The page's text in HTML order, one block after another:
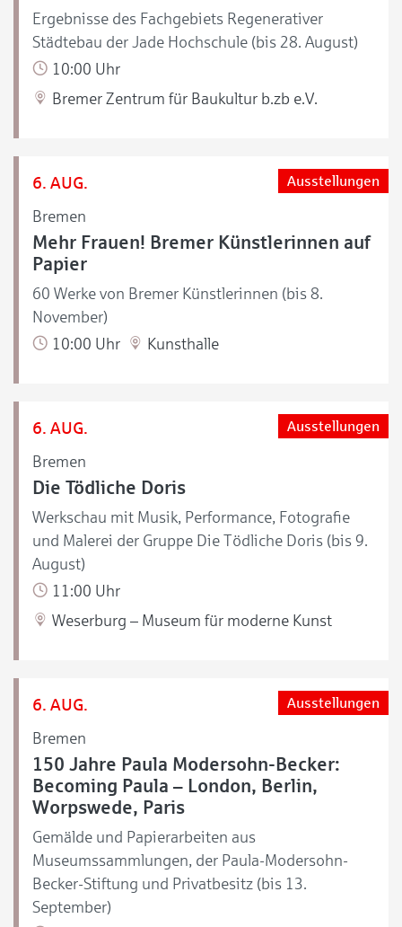
Ergebnisse des Fachgebiets Regenerativer
Städtebau der Jade Hochschule (bis 28. August)
10:00 Uhr
Bremer Zentrum für Baukultur b.zb e.V.
6. AUG.
Bremen
Ausstellungen
Mehr Frauen! Bremer Künstlerinnen auf
Papier
60 Werke von Bremer Künstlerinnen (bis 8.
November)
10:00 Uhr
Kunsthalle
6. AUG.
Bremen
Ausstellungen
Die Tödliche Doris
Werkschau mit Musik, Performance, Fotografie
und Malerei der Gruppe Die Tödliche Doris (bis 9.
August)
11:00 Uhr
Weserburg – Museum für moderne Kunst
6. AUG.
Bremen
Ausstellungen
150 Jahre Paula Modersohn-Becker:
Becoming Paula – London, Berlin,
Worpswede, Paris
Gemälde und Papierarbeiten aus
Museumssammlungen, der Paula-Modersohn-
Becker-Stiftung und Privatbesitz (bis 13.
September)